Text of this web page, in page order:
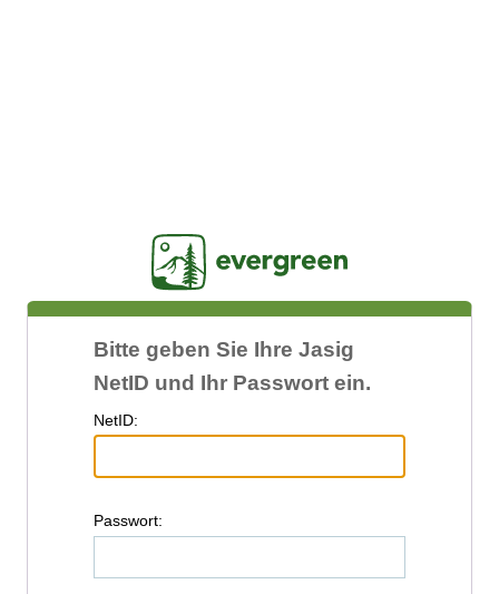
Bitte geben Sie Ihre Jasig
NetID und Ihr Passwort ein.
NetID:
Passwort: